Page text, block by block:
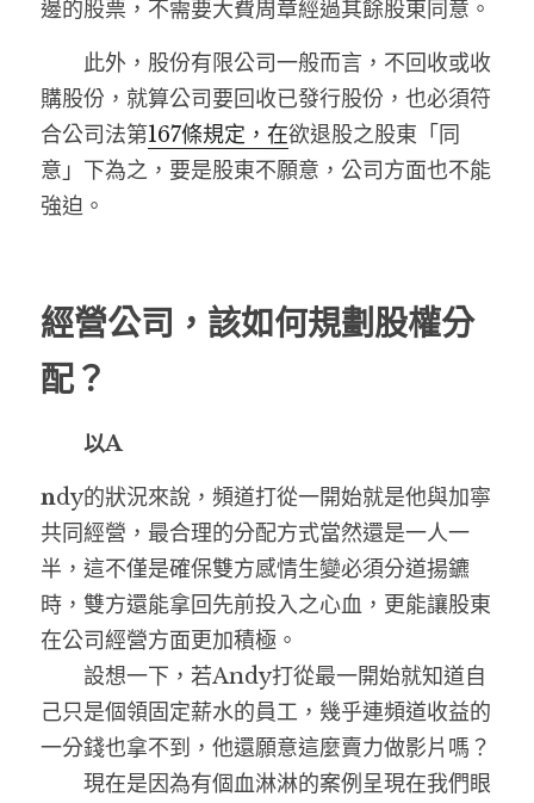
邊的股票，不需要大費周章經過其餘股東同意。
此外，股份有限公司一般而言，不回收或收
購股份，就算公司要回收已發行股份，也必須符
合公司法第167條規定， 在欲退股之股東「同
意」下為之，要是股東不願意，公司方面也不能
強迫。
經營公司，該如何規劃股權分
配？
以A
ndy的狀況來說，頻道打從一開始就是他與加寧
共同經營，最合理的分配方式當然還是一人一
半，這不僅是確保雙方感情生變必須分道揚鑣
時，雙方還能拿回先前投入之心血，更能讓股東
在公司經營方面更加積極。
設想一下，若Andy打從最一開始就知道自
己只是個領固定薪水的員工，幾乎連頻道收益的
一分錢也拿不到，他還願意這麼賣力做影片嗎？
現在是因為有個血淋淋的案例呈現在我們眼